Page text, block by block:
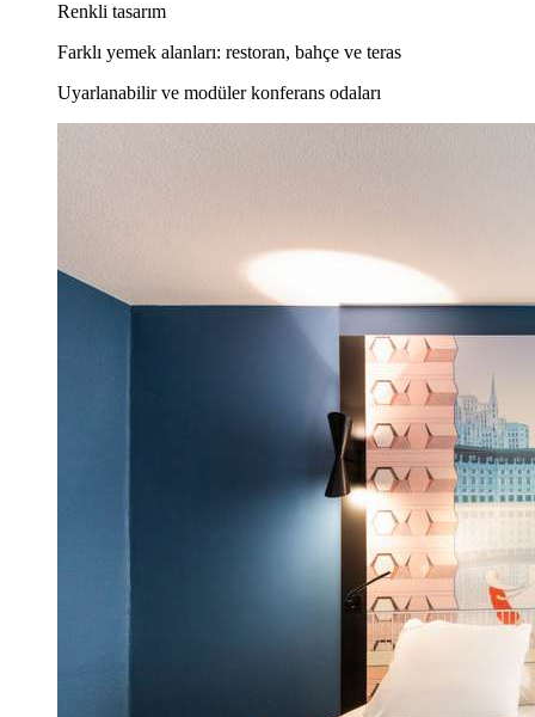
Renkli tasarım
Farklı yemek alanları: restoran, bahçe ve teras
Uyarlanabilir ve modüler konferans odaları